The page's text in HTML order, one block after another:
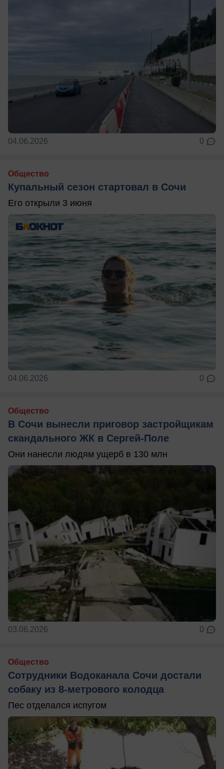
04.06.2026 0
Общество
Купальный сезон стартовал в Сочи
Его открыли 3 июня
04.06.2026 0
Общество
В Сочи вынесли приговор застройщикам
скандального ЖК в Сергей-Поле
Они нанесли людям ущерб в 130 млн
03.06.2026 0
Общество
Сотрудники Водоканала Сочи достали
собаку из 8-метрового колодца
Пес отделался испугом